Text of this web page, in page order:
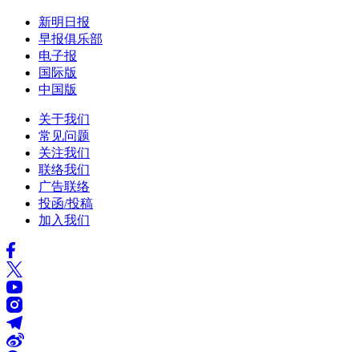
新明日报
早报俱乐部
电子报
国际版
中国版
关于我们
常见问题
关注我们
联络我们
广告联络
投函/投稿
加入我们